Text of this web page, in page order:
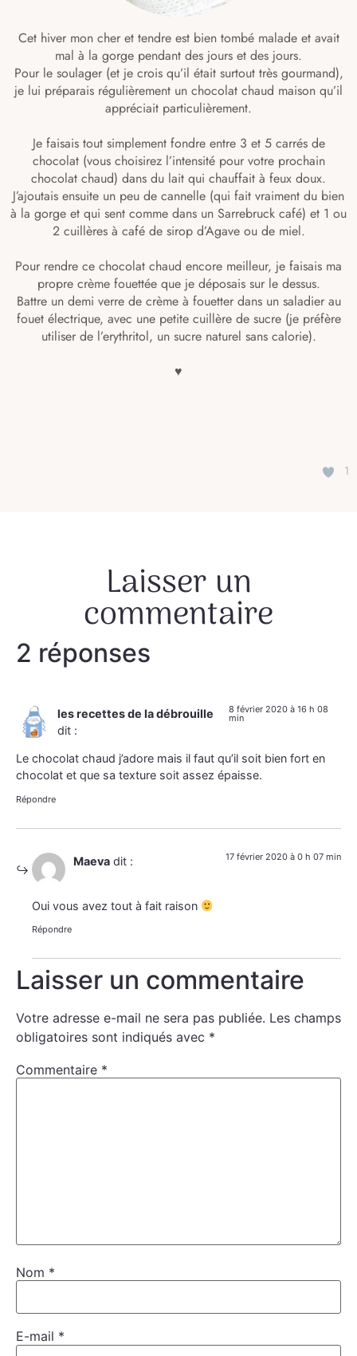
Cet hiver mon cher et tendre est bien tombé malade et avait
mal à la gorge pendant des jours et des jours.
Pour le soulager (et je crois qu’il était surtout très gourmand),
je lui préparais régulièrement un chocolat chaud maison qu’il
appréciait particulièrement.
Je faisais tout simplement fondre entre 3 et 5 carrés de
chocolat (vous choisirez l’intensité pour votre prochain
chocolat chaud) dans du lait qui chauffait à feux doux.
J’ajoutais ensuite un peu de cannelle (qui fait vraiment du bien
à la gorge et qui sent comme dans un Sarrebruck café) et 1 ou
2 cuillères à café de sirop d’Agave ou de miel.
Pour rendre ce chocolat chaud encore meilleur, je faisais ma
propre crème fouettée que je déposais sur le dessus.
Battre un demi verre de crème à fouetter dans un saladier au
fouet électrique, avec une petite cuillère de sucre (je préfère
utiliser de l’erythritol, un sucre naturel sans calorie).
♥
1
Laisser un
commentaire
2 réponses
les recettes de la débrouille
dit :
8 février 2020 à 16 h 08
min
Le chocolat chaud j’adore mais il faut qu’il soit bien fort en
chocolat et que sa texture soit assez épaisse.
Répondre
Maeva dit : 17 février 2020 à 0 h 07 min
Oui vous avez tout à fait raison
Répondre
Laisser un commentaire
Votre adresse e-mail ne sera pas publiée. Les champs
obligatoires sont indiqués avec *
Commentaire *
Nom *
E-mail *